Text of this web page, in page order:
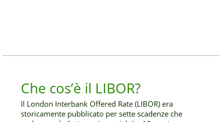
Che cos’è il LIBOR?
Il London Interbank Offered Rate (LIBOR) era
storicamente pubblicato per sette scadenze che